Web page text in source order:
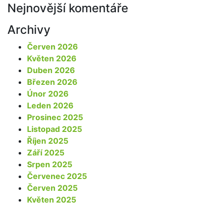
Nejnovější komentáře
Archivy
Červen 2026
Květen 2026
Duben 2026
Březen 2026
Únor 2026
Leden 2026
Prosinec 2025
Listopad 2025
Říjen 2025
Září 2025
Srpen 2025
Červenec 2025
Červen 2025
Květen 2025